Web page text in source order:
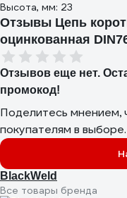
Высота, мм: 23
Отзывы Цепь
оцинкованная
Отзывов еще нет.
промокод!
Поделитесь мнением,
покупателям в выборе.
BlackWeld
Все товары бренда